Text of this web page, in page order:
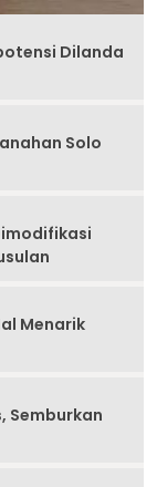
Dilanda
Solo
Menarik
Semburkan